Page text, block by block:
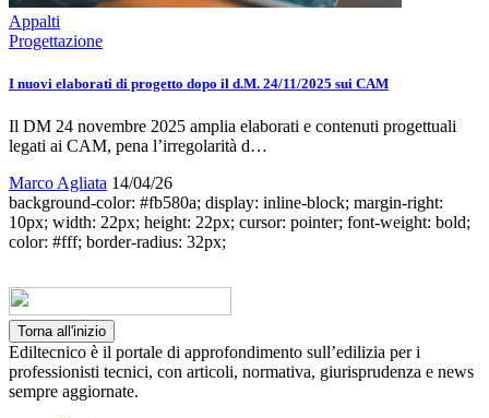
Appalti
Progettazione
I nuovi elaborati di progetto dopo il d.M. 24/11/2025 sui CAM
Il DM 24 novembre 2025 amplia elaborati e contenuti progettuali
legati ai CAM, pena l’irregolarità d…
Marco Agliata 14/04/26
background-color: #fb580a; display: inline-block; margin-right:
10px; width: 22px; height: 22px; cursor: pointer; font-weight: bold;
color: #fff; border-radius: 32px;
Torna all'inizio
Ediltecnico è il portale di approfondimento sull’edilizia per i
professionisti tecnici, con articoli, normativa, giurisprudenza e news
sempre aggiornate.